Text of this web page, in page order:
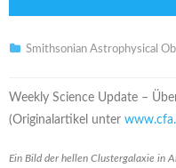
Kontakt
Smithsonian Astrophysical
Weekly Science Update –
(Originalartikel unter
Ein Bild der hellen Clustergalaxie in